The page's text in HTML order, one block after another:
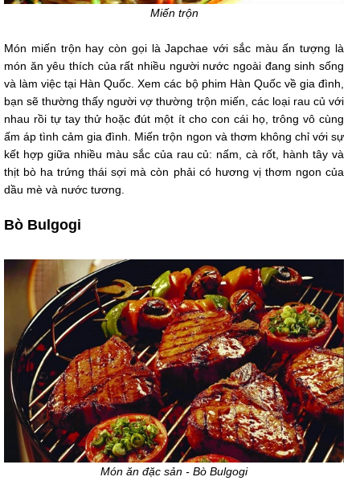
Miến trộn
Món miến trộn hay còn gọi là Japchae với sắc màu ấn tượng là
món ăn yêu thích của rất nhiều người nước ngoài đang sinh sống
và làm việc tại Hàn Quốc. Xem các bộ phim Hàn Quốc về gia đình,
bạn sẽ thường thấy người vợ thường trộn miến, các loại rau củ với
nhau rồi tự tay thử hoặc đút một ít cho con cái họ, trông vô cùng
ấm áp tình cảm gia đình. Miến trộn ngon và thơm không chỉ với sự
kết hợp giữa nhiều màu sắc của rau củ: nấm, cà rốt, hành tây và
thịt bò ha trứng thái sợi mà còn phải có hương vị thơm ngon của
dầu mè và nước tương.
Bò Bulgogi
Món ăn đặc sản - Bò Bulgogi